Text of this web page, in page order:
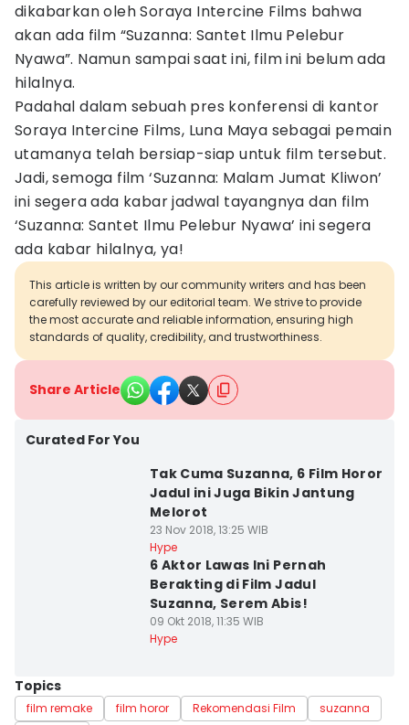
dikabarkan oleh Soraya Intercine Films bahwa
akan ada film “Suzanna: Santet Ilmu Pelebur
Nyawa”. Namun sampai saat ini, film ini belum ada
hilalnya.
Padahal dalam sebuah pres konferensi di kantor
Soraya Intercine Films, Luna Maya sebagai pemain
utamanya telah bersiap-siap untuk film tersebut.
Jadi, semoga film ‘Suzanna: Malam Jumat Kliwon’
ini segera ada kabar jadwal tayangnya dan film
‘Suzanna: Santet Ilmu Pelebur Nyawa’ ini segera
ada kabar hilalnya, ya!
This article is written by our community writers and has been
carefully reviewed by our editorial team. We strive to provide
the most accurate and reliable information, ensuring high
standards of quality, credibility, and trustworthiness.
Share Article
Curated For You
Tak Cuma Suzanna, 6 Film Horor
Jadul ini Juga Bikin Jantung
Melorot
23 Nov 2018, 13:25 WIB
Hype
6 Aktor Lawas Ini Pernah
Berakting di Film Jadul
Suzanna, Serem Abis!
09 Okt 2018, 11:35 WIB
Hype
Topics
film remake film horor Rekomendasi Film
suzanna